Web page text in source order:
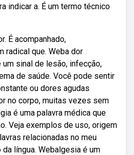
indicar a. É um termo técnico
É acompanhado,
radical que. Weba dor
um sinal de lesão, infecção,
de saúde. Você pode sentir
ou dores agudas
no corpo, muitas vezes sem
é uma palavra médica que
Veja exemplos de uso, origem
relacionadas no meu
língua. Webalgesia é um